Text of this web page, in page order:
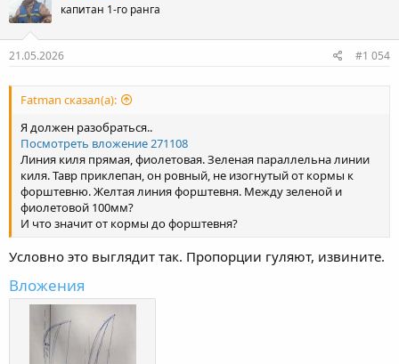
капитан 1-го ранга
21.05.2026 #1 054
Fatman сказал(а):
Я должен разобраться..
Посмотреть вложение 271108
Линия киля прямая, фиолетовая. Зеленая параллельна линии
киля. Тавр приклепан, он ровный, не изогнутый от кормы к
форштевню. Желтая линия форштевня. Между зеленой и
фиолетовой 100мм?
И что значит от кормы до форштевня?
Условно это выглядит так. Пропорции гуляют, извините.
Вложения